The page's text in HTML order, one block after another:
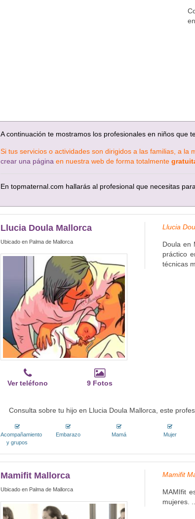
A continuación te mostramos los profesionales en niños que
Si tus servicios o actividades son dirigidos a las familias, a la
crear una página en nuestra web de forma totalmente
En topmaternal.com hallarás al profesional que necesitas
Llucia Doula Mallorca
Ubicado en Palma de Mallorca
Ver teléfono 9 Fotos
Llucia
Doula en
práctico
técnicas
Consulta sobre tu hijo en Llucia Doula Mallorca, este
Acompañamiento
y grupos
Embarazo Mamá Mujer
Mamifit Mallorca
Ubicado en Palma de Mallorca
Mamifit
MAMIfit
mujeres. ...